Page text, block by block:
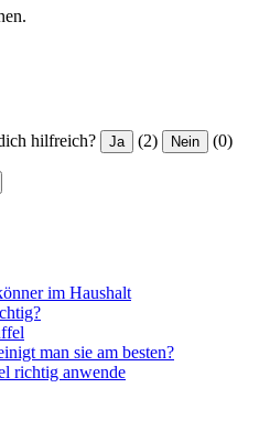
hilfreich? Ja (2) Nein (0)
im Haushalt
man sie am besten?
richtig anwende